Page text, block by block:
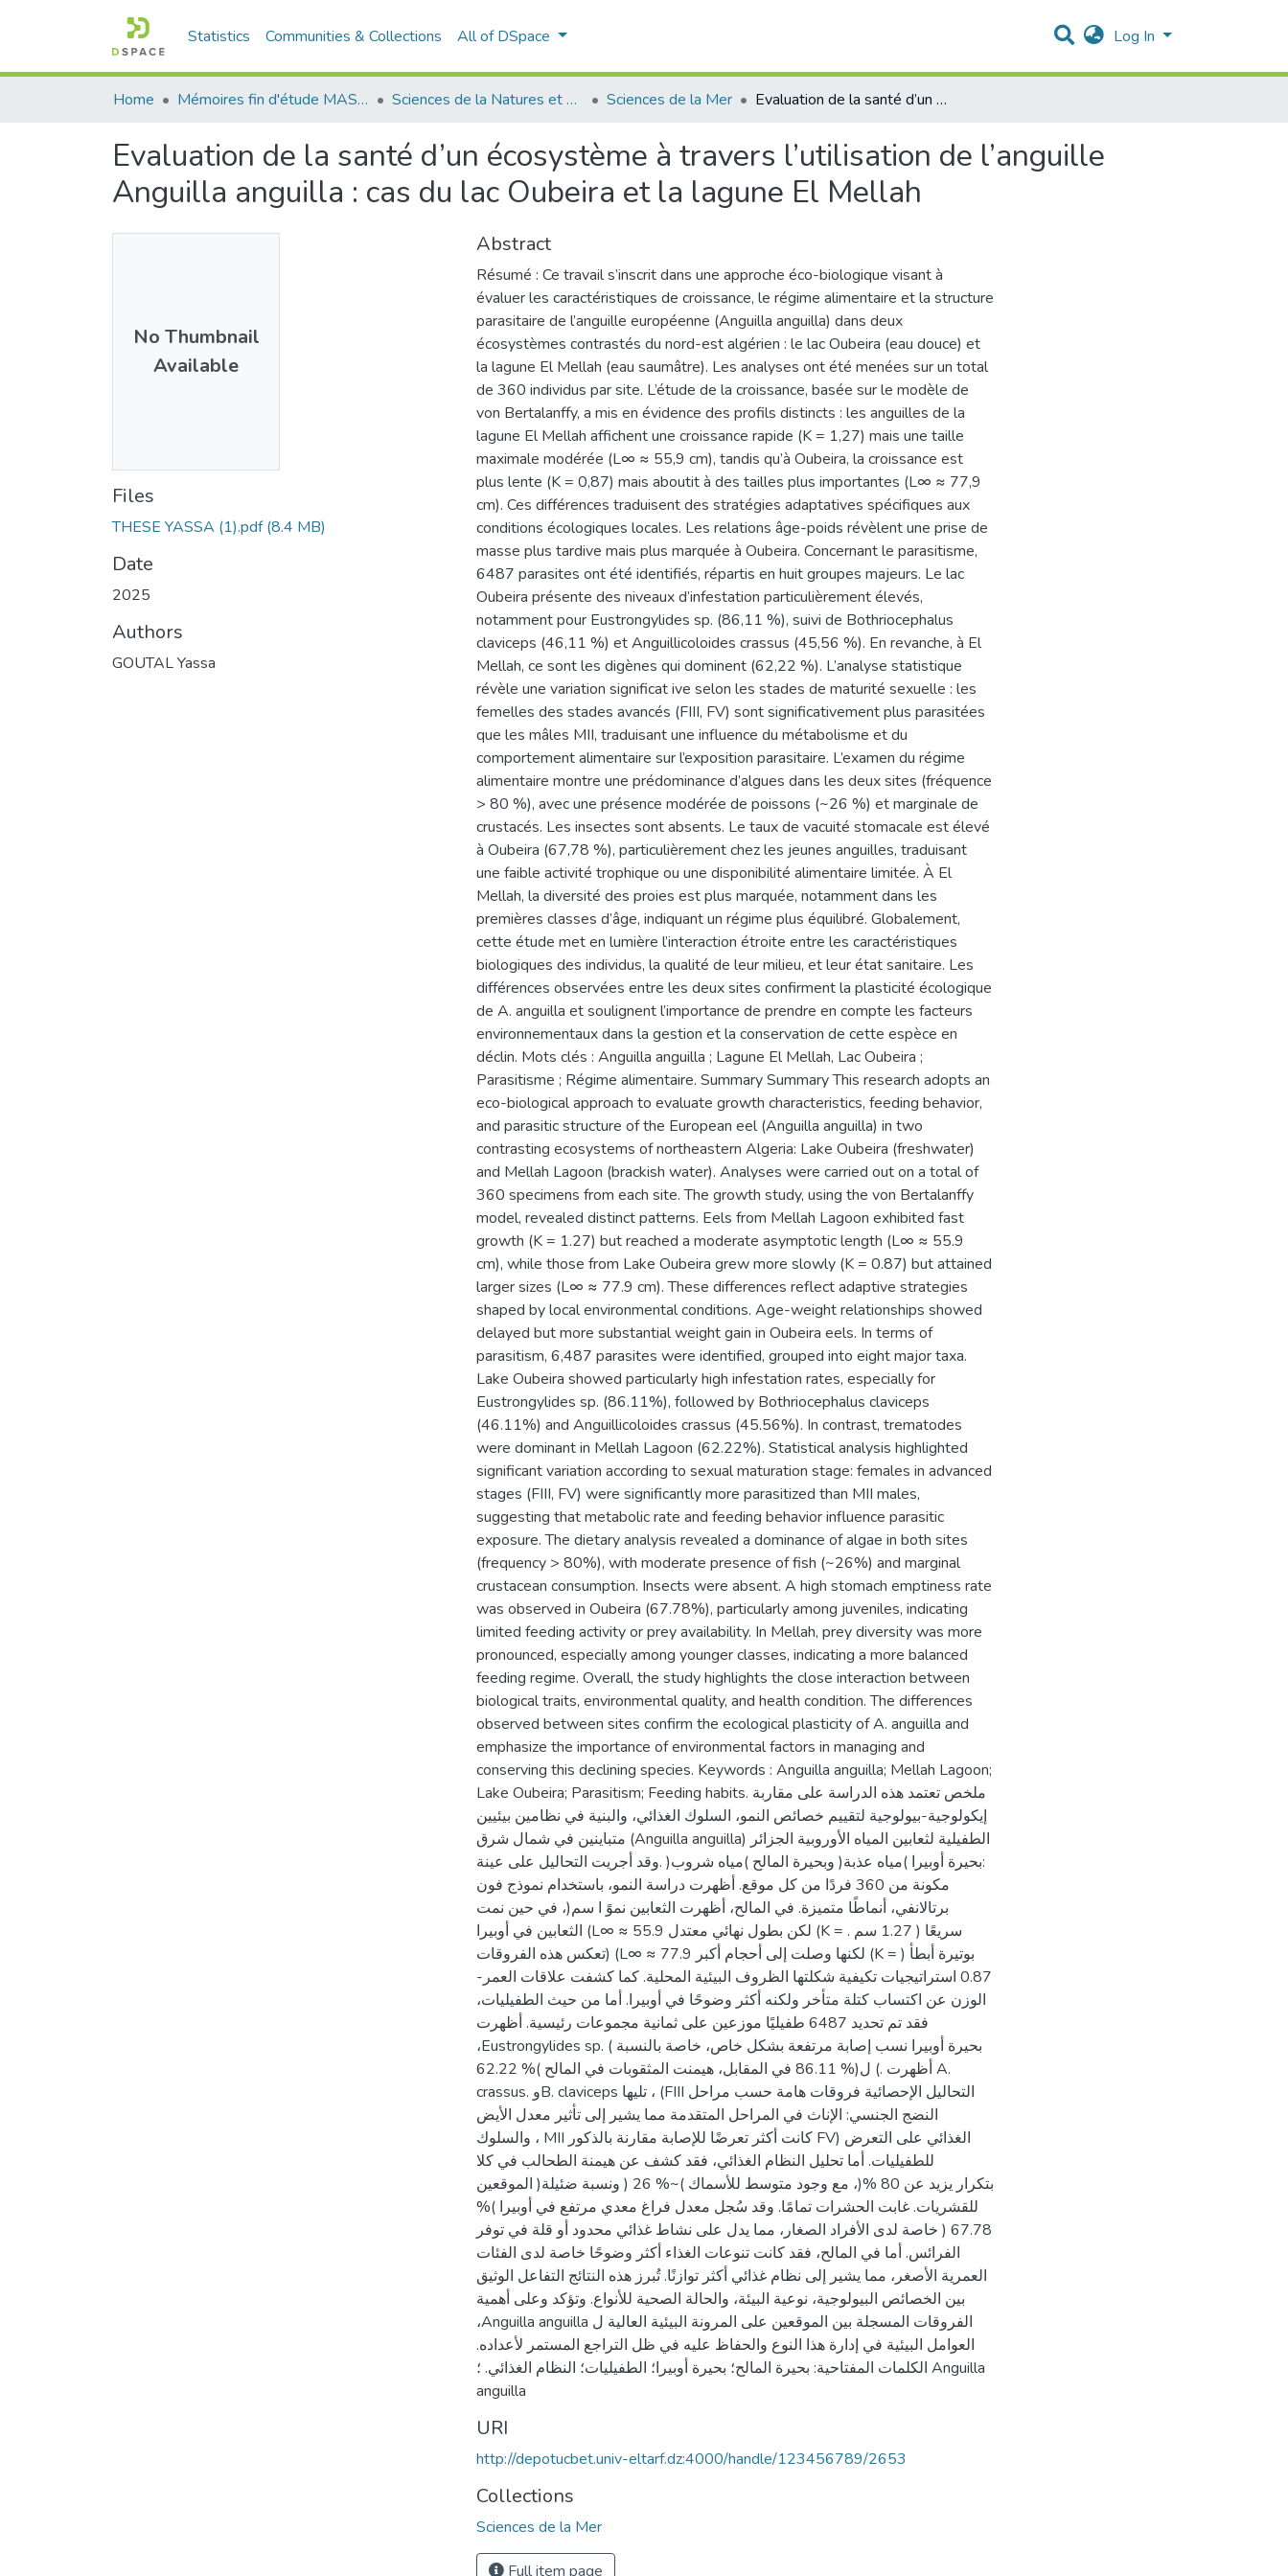
Statistics Communities & Collections All of DSpace Log In
Home Mémoires fin d'étude MASTER et Système classique Sciences de la Natures et de Vie Sciences de la Mer Evaluation de la santé d’un écosystème à travers l’utilisation de l’anguille Anguilla anguilla : cas du lac Oubeira et la lagune El Mellah
Evaluation de la santé d’un écosystème à travers l’utilisation de l’anguille
Anguilla anguilla : cas du lac Oubeira et la lagune El Mellah
No Thumbnail
Available
Files
THESE YASSA (1).pdf (8.4 MB)
Date
2025
Authors
GOUTAL Yassa
Abstract
Résumé : Ce travail s’inscrit dans une approche éco-biologique visant à
évaluer les caractéristiques de croissance, le régime alimentaire et la structure
parasitaire de l’anguille européenne (Anguilla anguilla) dans deux
écosystèmes contrastés du nord-est algérien : le lac Oubeira (eau douce) et
la lagune El Mellah (eau saumâtre). Les analyses ont été menées sur un total
de 360 individus par site. L’étude de la croissance, basée sur le modèle de
von Bertalanffy, a mis en évidence des profils distincts : les anguilles de la
lagune El Mellah affichent une croissance rapide (K = 1,27) mais une taille
maximale modérée (L∞ ≈ 55,9 cm), tandis qu’à Oubeira, la croissance est
plus lente (K = 0,87) mais aboutit à des tailles plus importantes (L∞ ≈ 77,9
cm). Ces différences traduisent des stratégies adaptatives spécifiques aux
conditions écologiques locales. Les relations âge-poids révèlent une prise de
masse plus tardive mais plus marquée à Oubeira. Concernant le parasitisme,
6487 parasites ont été identifiés, répartis en huit groupes majeurs. Le lac
Oubeira présente des niveaux d’infestation particulièrement élevés,
notamment pour Eustrongylides sp. (86,11 %), suivi de Bothriocephalus
claviceps (46,11 %) et Anguillicoloides crassus (45,56 %). En revanche, à El
Mellah, ce sont les digènes qui dominent (62,22 %). L’analyse statistique
révèle une variation significat ive selon les stades de maturité sexuelle : les
femelles des stades avancés (FIII, FV) sont significativement plus parasitées
que les mâles MII, traduisant une influence du métabolisme et du
comportement alimentaire sur l’exposition parasitaire. L’examen du régime
alimentaire montre une prédominance d’algues dans les deux sites (fréquence
> 80 %), avec une présence modérée de poissons (~26 %) et marginale de
crustacés. Les insectes sont absents. Le taux de vacuité stomacale est élevé
à Oubeira (67,78 %), particulièrement chez les jeunes anguilles, traduisant
une faible activité trophique ou une disponibilité alimentaire limitée. À El
Mellah, la diversité des proies est plus marquée, notamment dans les
premières classes d’âge, indiquant un régime plus équilibré. Globalement,
cette étude met en lumière l’interaction étroite entre les caractéristiques
biologiques des individus, la qualité de leur milieu, et leur état sanitaire. Les
différences observées entre les deux sites confirment la plasticité écologique
de A. anguilla et soulignent l’importance de prendre en compte les facteurs
environnementaux dans la gestion et la conservation de cette espèce en
déclin. Mots clés : Anguilla anguilla ; Lagune El Mellah, Lac Oubeira ;
Parasitisme ; Régime alimentaire. Summary Summary This research adopts an
eco-biological approach to evaluate growth characteristics, feeding behavior,
and parasitic structure of the European eel (Anguilla anguilla) in two
contrasting ecosystems of northeastern Algeria: Lake Oubeira (freshwater)
and Mellah Lagoon (brackish water). Analyses were carried out on a total of
360 specimens from each site. The growth study, using the von Bertalanffy
model, revealed distinct patterns. Eels from Mellah Lagoon exhibited fast
growth (K = 1.27) but reached a moderate asymptotic length (L∞ ≈ 55.9
cm), while those from Lake Oubeira grew more slowly (K = 0.87) but attained
larger sizes (L∞ ≈ 77.9 cm). These differences reflect adaptive strategies
shaped by local environmental conditions. Age-weight relationships showed
delayed but more substantial weight gain in Oubeira eels. In terms of
parasitism, 6,487 parasites were identified, grouped into eight major taxa.
Lake Oubeira showed particularly high infestation rates, especially for
Eustrongylides sp. (86.11%), followed by Bothriocephalus claviceps
(46.11%) and Anguillicoloides crassus (45.56%). In contrast, trematodes
were dominant in Mellah Lagoon (62.22%). Statistical analysis highlighted
significant variation according to sexual maturation stage: females in advanced
stages (FIII, FV) were significantly more parasitized than MII males,
suggesting that metabolic rate and feeding behavior influence parasitic
exposure. The dietary analysis revealed a dominance of algae in both sites
(frequency > 80%), with moderate presence of fish (~26%) and marginal
crustacean consumption. Insects were absent. A high stomach emptiness rate
was observed in Oubeira (67.78%), particularly among juveniles, indicating
limited feeding activity or prey availability. In Mellah, prey diversity was more
pronounced, especially among younger classes, indicating a more balanced
feeding regime. Overall, the study highlights the close interaction between
biological traits, environmental quality, and health condition. The differences
observed between sites confirm the ecological plasticity of A. anguilla and
emphasize the importance of environmental factors in managing and
conserving this declining species. Keywords : Anguilla anguilla; Mellah Lagoon;
Lake Oubeira; Parasitism; Feeding habits. ملخص تعتمد هذه الدراسة على مقاربة
إيكولوجية-بيولوجية لتقييم خصائص النمو، السلوك الغذائي، والبنية في نظامين بيئيين
متباينين في شمال شرق (Anguilla anguilla) الطفيلية لثعابين المياه الأوروبية الجزائر
:بحيرة أوبيرا )مياه عذبة( وبحيرة المالح )مياه شروب( .وقد أجريت التحاليل على عينة
مكونة من 360 فردًا من كل موقع. أظهرت دراسة النمو، باستخدام نموذج فون
برتالانفي، أنماطًا متميزة. في المالح، أظهرت الثعابين نموً ا سم(، في حين نمت
الثعابين في أوبيرا (L∞ ≈ لكن بطول نهائي معتدل 55.9 (K = سريعًا ( 1.27 سم .
(تعكس هذه الفروقات (L∞ ≈ لكنها وصلت إلى أحجام أكبر 77.9 (K = بوتيرة أبطأ (
0.87 استراتيجيات تكيفية شكلتها الظروف البيئية المحلية. كما كشفت علاقات العمر-
الوزن عن اكتساب كتلة متأخر ولكنه أكثر وضوحًا في أوبيرا. أما من حيث الطفيليات،
فقد تم تحديد 6487 طفيليًا موزعين على ثمانية مجموعات رئيسية. أظهرت
،Eustrongylides sp. ( بحيرة أوبيرا نسب إصابة مرتفعة بشكل خاص، خاصة بالنسبة
ل(% 86.11 في المقابل، هيمنت المثقوبات في المالح )% 62.22 (. أظهرت A.
crassus. وB. claviceps تليها ، (FIII التحاليل الإحصائية فروقات هامة حسب مراحل
النضج الجنسي: الإناث في المراحل المتقدمة مما يشير إلى تأثير معدل الأيض
والسلوك ، MII كانت أكثر تعرضًا للإصابة مقارنة بالذكور FV) الغذائي على التعرض
للطفيليات. أما تحليل النظام الغذائي، فقد كشف عن هيمنة الطحالب في كلا
الموقعين )بتكرار يزيد عن 80 %(، مع وجود متوسط للأسماك )~% 26 ( ونسبة ضئيلة
للقشريات. غابت الحشرات تمامًا. وقد سُجل معدل فراغ معدي مرتفع في أوبيرا )%
67.78 ( خاصة لدى الأفراد الصغار، مما يدل على نشاط غذائي محدود أو قلة في توفر
الفرائس. أما في المالح، فقد كانت تنوعات الغذاء أكثر وضوحًا خاصة لدى الفئات
العمرية الأصغر، مما يشير إلى نظام غذائي أكثر توازنًا. تُبرز هذه النتائج التفاعل الوثيق
بين الخصائص البيولوجية، نوعية البيئة، والحالة الصحية للأنواع. وتؤكد وعلى أهمية
،Anguilla anguilla الفروقات المسجلة بين الموقعين على المرونة البيئية العالية ل
العوامل البيئية في إدارة هذا النوع والحفاظ عليه في ظل التراجع المستمر لأعداده.
الكلمات المفتاحية: بحيرة المالح؛ بحيرة أوبيرا؛ الطفيليات؛ النظام الغذائي. ؛ Anguilla
anguilla
URI
http://depotucbet.univ-eltarf.dz:4000/handle/123456789/2653
Collections
Sciences de la Mer
Full item page